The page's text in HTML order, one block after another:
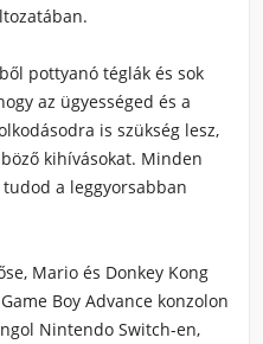
pottyanó téglák és sok
az ügyességed és a
is szükség lesz,
kihívásokat. Minden
a leggyorsabban
Mario és Donkey Kong
Boy Advance konzolon
Nintendo Switch-en,